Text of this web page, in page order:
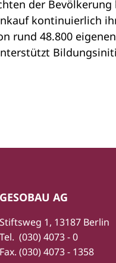
der
kontinuierlich
rund 48.800
GESOBAU AG
Stiftsweg 1, 13187 Berlin
Tel. (030) 4073 - 0
Fax. (030) 4073 - 1358